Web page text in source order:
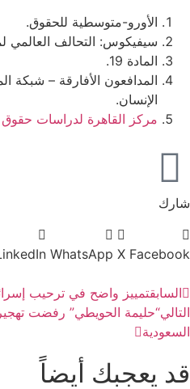
الأورو-متوسطية للحقوق.
سيفيكوس: التحالف العالمي
المادة 19.
المدافعون الأفارقة – شبكة
الإنسان.
مركز القاهرة لدراسات حقوق
شارك
Facebook
X
WhatsApp
السابقتمييز واضح في ترحيب
التالي“حليمة الحويطي” رفضت
السعودية
قد يعجبك أيضاً